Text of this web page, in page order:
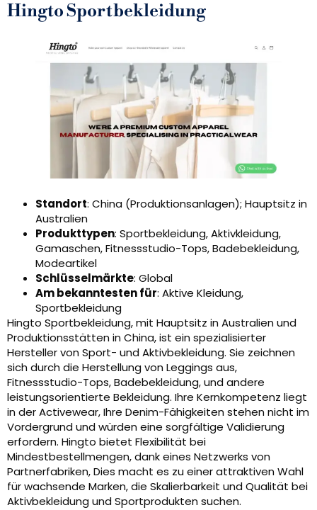
Hingto Sportbekleidung
Standort: China (Produktionsanlagen); Hauptsitz in
Australien
Produkttypen: Sportbekleidung, Aktivkleidung,
Gamaschen, Fitnessstudio-Tops, Badebekleidung,
Modeartikel
Schlüsselmärkte: Global
Am bekanntesten für: Aktive Kleidung,
Sportbekleidung
Hingto Sportbekleidung, mit Hauptsitz in Australien und
Produktionsstätten in China, ist ein spezialisierter
Hersteller von Sport- und Aktivbekleidung. Sie zeichnen
sich durch die Herstellung von Leggings aus,
Fitnessstudio-Tops, Badebekleidung, und andere
leistungsorientierte Bekleidung. Ihre Kernkompetenz liegt
in der Activewear, Ihre Denim-Fähigkeiten stehen nicht im
Vordergrund und würden eine sorgfältige Validierung
erfordern. Hingto bietet Flexibilität bei
Mindestbestellmengen, dank eines Netzwerks von
Partnerfabriken, Dies macht es zu einer attraktiven Wahl
für wachsende Marken, die Skalierbarkeit und Qualität bei
Aktivbekleidung und Sportprodukten suchen.